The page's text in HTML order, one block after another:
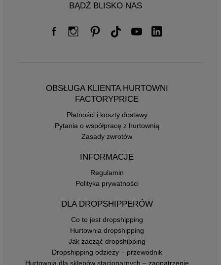
BĄDŹ BLISKO NAS
OBSŁUGA KLIENTA HURTOWNI
FACTORYPRICE
Płatności i koszty dostawy
Pytania o współpracę z hurtownią
Zasady zwrotów
INFORMACJE
Regulamin
Polityka prywatności
DLA DROPSHIPPERÓW
Co to jest dropshipping
Hurtownia dropshipping
Jak zacząć dropshipping
Dropshipping odzieży – przewodnik
Hurtownia dla sklepów stacjonarnych – zaopatrzenie